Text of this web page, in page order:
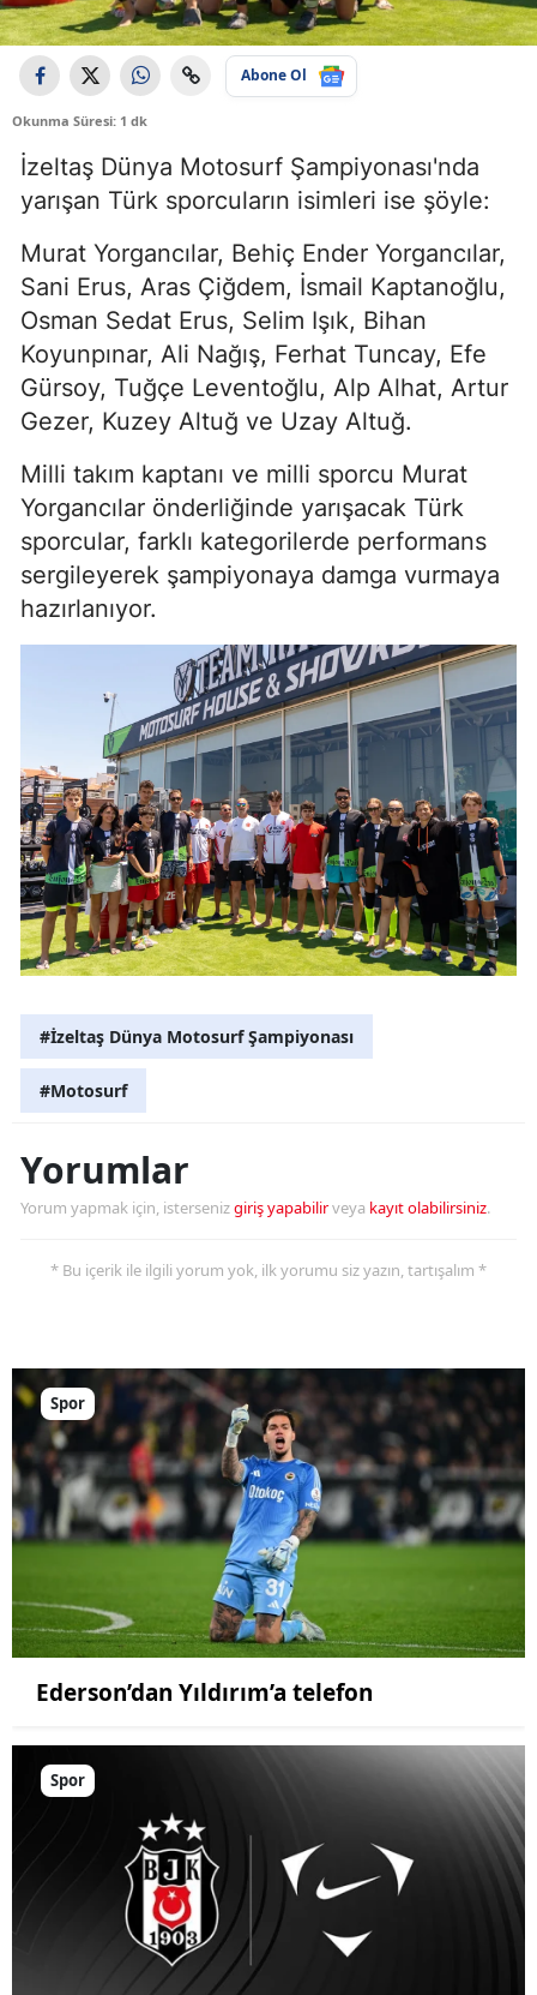
Abone Ol
Okunma Süresi: 1 dk
İzeltaş Dünya Motosurf Şampiyonası'nda
yarışan Türk sporcuların isimleri ise şöyle:
Murat Yorgancılar, Behiç Ender Yorgancılar,
Sani Erus, Aras Çiğdem, İsmail Kaptanoğlu,
Osman Sedat Erus, Selim Işık, Bihan
Koyunpınar, Ali Nağış, Ferhat Tuncay, Efe
Gürsoy, Tuğçe Leventoğlu, Alp Alhat, Artur
Gezer, Kuzey Altuğ ve Uzay Altuğ.
Milli takım kaptanı ve milli sporcu Murat
Yorgancılar önderliğinde yarışacak Türk
sporcular, farklı kategorilerde performans
sergileyerek şampiyonaya damga vurmaya
hazırlanıyor.
#İzeltaş Dünya Motosurf Şampiyonası
#Motosurf
Yorumlar
Yorum yapmak için, istersenizgiriş yapabilirveya kayıt olabilirsiniz.
* Bu içerik ile ilgili yorum yok, ilk yorumu siz yazın, tartışalım *
Spor
Ederson’dan Yıldırım’a telefon
Spor